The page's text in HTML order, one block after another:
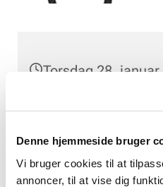
Denne hjemmeside bruger
Vi bruger cookies til at
annoncer, til at vise dig
Torsdag 28.
Rungsted